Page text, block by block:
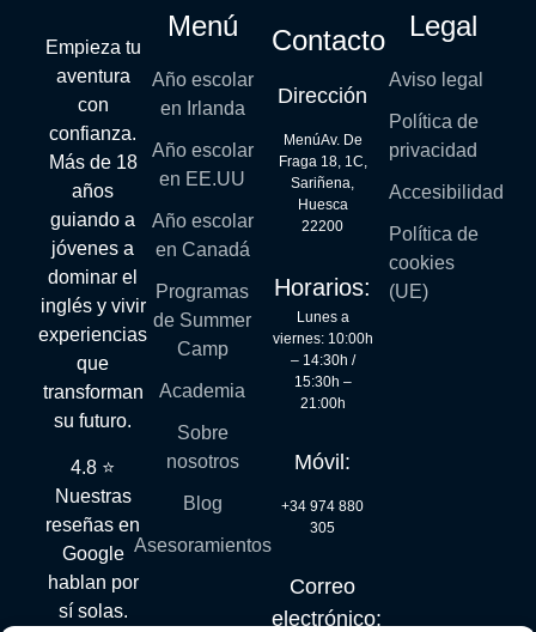
Empieza tu
aventura
con
confianza.
Más de 18
años
guiando a
jóvenes a
dominar el
inglés y vivir
experiencias
que
transforman
su futuro.
4.8 ⭐
Nuestras
reseñas en
Google
hablan por
sí solas.
Menú
Año escolar
en Irlanda
Año escolar
en EE.UU
Año escolar
en Canadá
Programas
de Summer
Camp
Academia
Sobre
nosotros
Blog
Asesoramientos
Contacto
Dirección
MenúAv. De
Fraga 18, 1C,
Sariñena,
Huesca
22200
Horarios:
Lunes a
viernes: 10:00h
– 14:30h /
15:30h –
21:00h
Móvil:
+34 974 880
305
Correo
electrónico:
Legal
Aviso legal
Política de
privacidad
Accesibilidad
Política de
cookies
(UE)